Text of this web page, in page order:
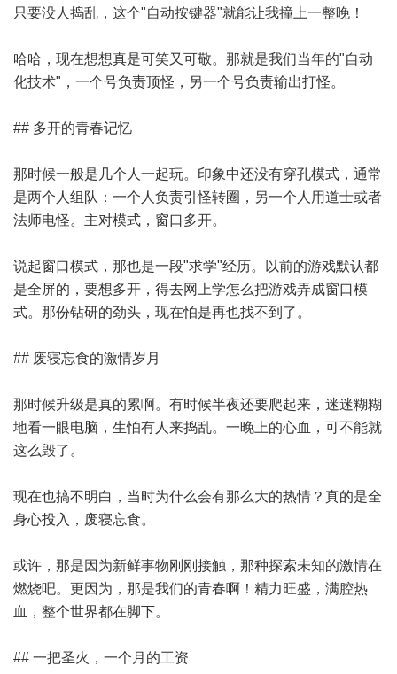
只要没人捣乱，这个"自动按键器"就能让我撞上一整晚！
哈哈，现在想想真是可笑又可敬。那就是我们当年的"自动
化技术"，一个号负责顶怪，另一个号负责输出打怪。
## 多开的青春记忆
那时候一般是几个人一起玩。印象中还没有穿孔模式，通常
是两个人组队：一个人负责引怪转圈，另一个人用道士或者
法师电怪。主对模式，窗口多开。
说起窗口模式，那也是一段"求学"经历。以前的游戏默认都
是全屏的，要想多开，得去网上学怎么把游戏弄成窗口模
式。那份钻研的劲头，现在怕是再也找不到了。
## 废寝忘食的激情岁月
那时候升级是真的累啊。有时候半夜还要爬起来，迷迷糊糊
地看一眼电脑，生怕有人来捣乱。一晚上的心血，可不能就
这么毁了。
现在也搞不明白，当时为什么会有那么大的热情？真的是全
身心投入，废寝忘食。
或许，那是因为新鲜事物刚刚接触，那种探索未知的激情在
燃烧吧。更因为，那是我们的青春啊！精力旺盛，满腔热
血，整个世界都在脚下。
## 一把圣火，一个月的工资